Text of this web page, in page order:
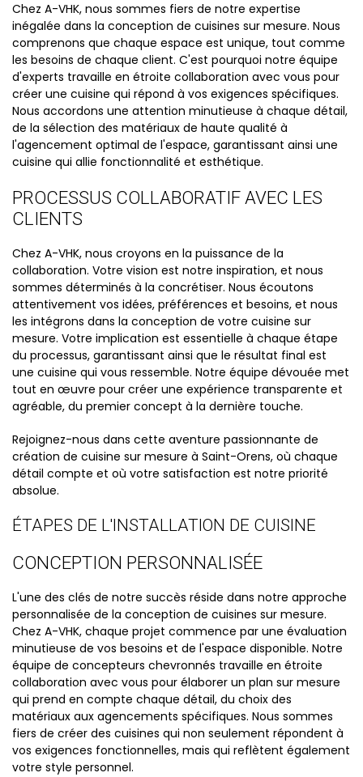
Chez A-VHK, nous sommes fiers de notre expertise
inégalée dans la conception de cuisines sur mesure. Nous
comprenons que chaque espace est unique, tout comme
les besoins de chaque client. C'est pourquoi notre équipe
d'experts travaille en étroite collaboration avec vous pour
créer une cuisine qui répond à vos exigences spécifiques.
Nous accordons une attention minutieuse à chaque détail,
de la sélection des matériaux de haute qualité à
l'agencement optimal de l'espace, garantissant ainsi une
cuisine qui allie fonctionnalité et esthétique.
PROCESSUS COLLABORATIF AVEC LES
CLIENTS
Chez A-VHK, nous croyons en la puissance de la
collaboration. Votre vision est notre inspiration, et nous
sommes déterminés à la concrétiser. Nous écoutons
attentivement vos idées, préférences et besoins, et nous
les intégrons dans la conception de votre cuisine sur
mesure. Votre implication est essentielle à chaque étape
du processus, garantissant ainsi que le résultat final est
une cuisine qui vous ressemble. Notre équipe dévouée met
tout en œuvre pour créer une expérience transparente et
agréable, du premier concept à la dernière touche.
Rejoignez-nous dans cette aventure passionnante de
création de cuisine sur mesure à Saint-Orens, où chaque
détail compte et où votre satisfaction est notre priorité
absolue.
ÉTAPES DE L'INSTALLATION DE CUISINE
CONCEPTION PERSONNALISÉE
L'une des clés de notre succès réside dans notre approche
personnalisée de la conception de cuisines sur mesure.
Chez A-VHK, chaque projet commence par une évaluation
minutieuse de vos besoins et de l'espace disponible. Notre
équipe de concepteurs chevronnés travaille en étroite
collaboration avec vous pour élaborer un plan sur mesure
qui prend en compte chaque détail, du choix des
matériaux aux agencements spécifiques. Nous sommes
fiers de créer des cuisines qui non seulement répondent à
vos exigences fonctionnelles, mais qui reflètent également
votre style personnel.